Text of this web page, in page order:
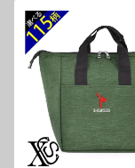
バスケ テニス 和太鼓
i-a-bg181-b08-s